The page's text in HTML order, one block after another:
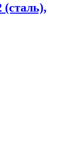
(сталь),